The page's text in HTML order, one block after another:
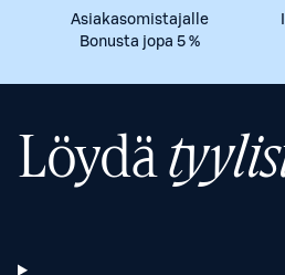
Asiakasomistajalle
Bonusta jopa 5 %
Löydä